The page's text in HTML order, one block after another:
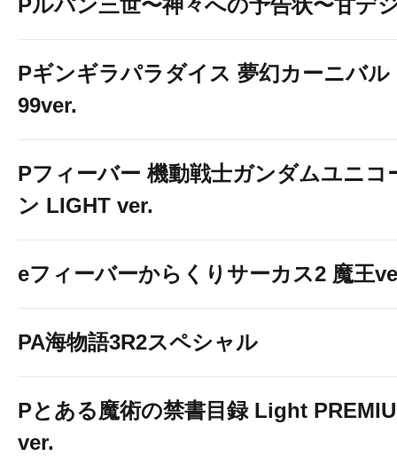
Pルパン三世〜神々への予告状〜甘デ
Pギンギラパラダイス 夢幻カーニバル
99ver.
Pフィーバー 機動戦士ガンダムユニコ
ン LIGHT ver.
eフィーバーからくりサーカス2 魔王
PA海物語3R2スペシャル
Pとある魔術の禁書目録 Light
ver.